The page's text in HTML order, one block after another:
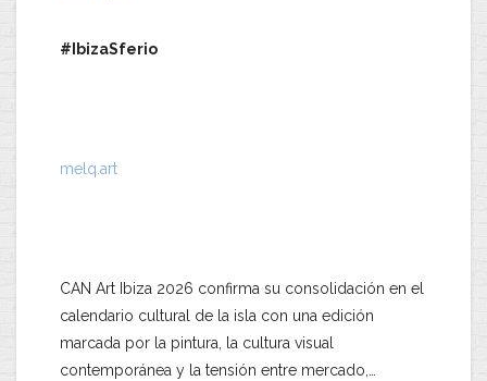
#IbizaSferio
melq.art
CAN Art Ibiza 2026 confirma su consolidación en el
calendario cultural de la isla con una edición
marcada por la pintura, la cultura visual
contemporánea y la tensión entre mercado,…